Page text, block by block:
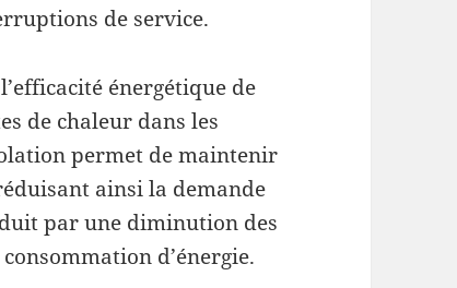
de service.
énergétique de
de chaleur dans les
permet de maintenir
ainsi la demande
par une diminution des
d’énergie.